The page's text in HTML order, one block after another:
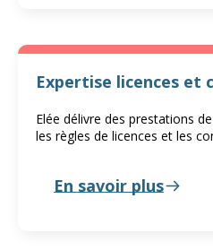
Expertise licences et
Elée délivre des prestations
les règles de licences et les
En savoir plus